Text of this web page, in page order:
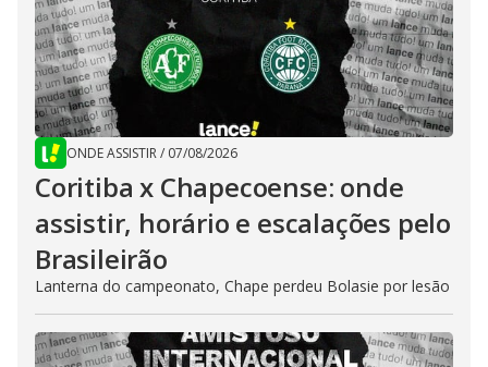
ONDE ASSISTIR/ 07/08/2026
Coritiba x Chapecoense: onde
assistir, horário e escalações pelo
Brasileirão
Lanterna do campeonato, Chape perdeu Bolasie por lesão